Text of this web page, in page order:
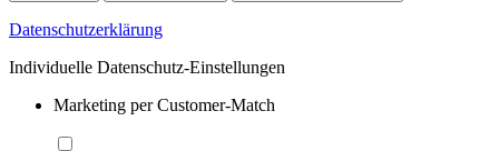
Datenschutzerklärung
Individuelle Datenschutz-Einstellungen
Marketing per Customer-Match